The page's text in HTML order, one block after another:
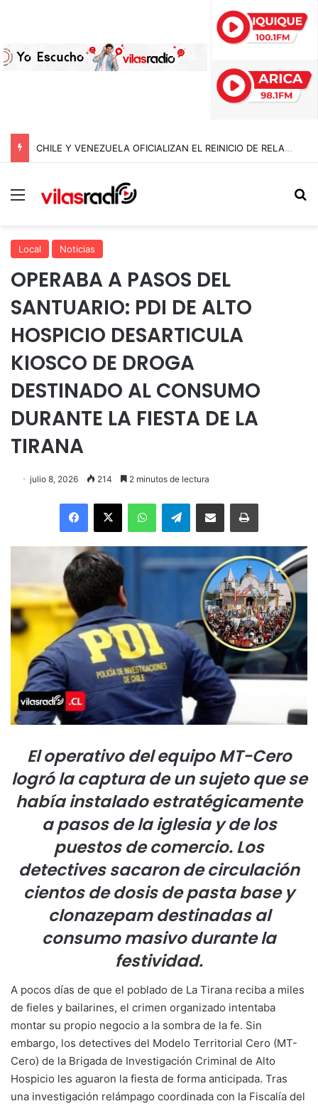
CHILE Y VENEZUELA OFICIALIZAN EL REINICIO DE RELACIONES CONSULARES Y AVANZAN HACIA LA NORMALIZACIÓN DE VÍNCULOS BILATERALES
Menú
Local Noticias
OPERABA A PASOS DEL
SANTUARIO: PDI DE ALTO
HOSPICIO DESARTICULA
KIOSCO DE DROGA
DESTINADO AL CONSUMO
DURANTE LA FIESTA DE LA
TIRANA
julio 8, 2026 214 2 minutos de lectura
Facebook
X WhatsAppTelegramEnviar vía email Imprimir
El operativo del equipo MT-Cero
logró la captura de un sujeto que se
había instalado estratégicamente
a pasos de la iglesia y de los
puestos de comercio. Los
detectives sacaron de circulación
cientos de dosis de pasta base y
clonazepam destinadas al
consumo masivo durante la
festividad.
A pocos días de que el poblado de La Tirana reciba a miles
de fieles y bailarines, el crimen organizado intentaba
montar su propio negocio a la sombra de la fe. Sin
embargo, los detectives del Modelo Territorial Cero (MT-
Cero) de la Brigada de Investigación Criminal de Alto
Hospicio les aguaron la fiesta de forma anticipada. Tras
una investigación relámpago coordinada con la Fiscalía del